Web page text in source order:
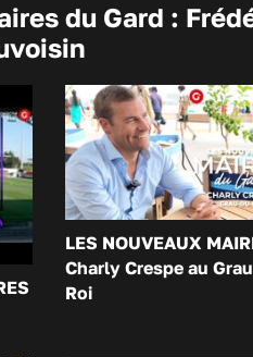
du Gard :
LES NOUVEAUX
Charly Crespe au
Roi